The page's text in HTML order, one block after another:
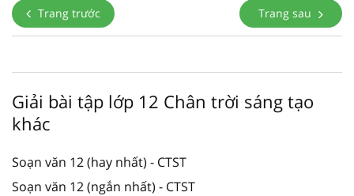
Trang trước Trang sau
Giải bài tập lớp 12 Chân trời sáng tạo
khác
Soạn văn 12 (hay nhất) - CTST
Soạn văn 12 (ngắn nhất) - CTST